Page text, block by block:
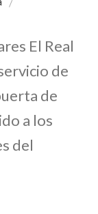
El Real
de
de
a los
del